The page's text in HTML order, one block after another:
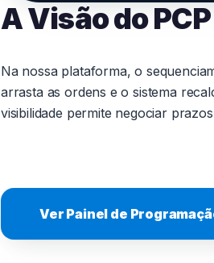
A Visão do
Na nossa plataforma, o
arrasta as ordens e o sistema
visibilidade permite negociar
Ver Painel de